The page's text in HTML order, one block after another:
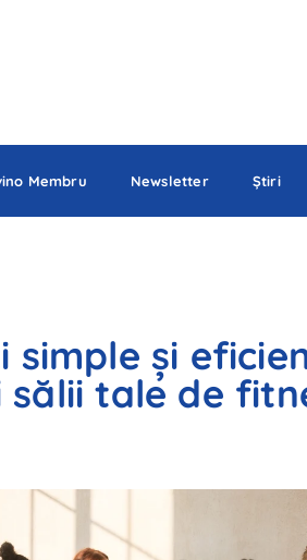
Membru Newsletter Știri
simple și
sălii tale de